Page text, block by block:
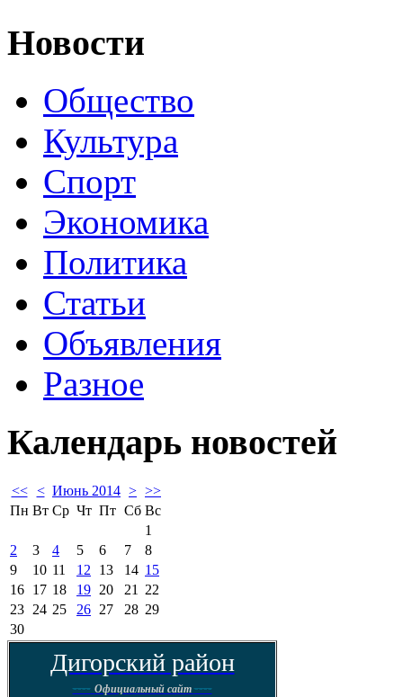
Новости
Общество
Культура
Спорт
Экономика
Политика
Статьи
Объявления
Разное
Календарь новостей
<< < Июнь 2014 > >>
Пн Вт Ср Чт Пт Сб Вс
1
2
3 4 5 6 7
8
9
10 11 12 13 14 15
16 17 18 19 20 21
22
23 24 25 26 27 28 29
30
Дигорский район
---- Официальный сайт----